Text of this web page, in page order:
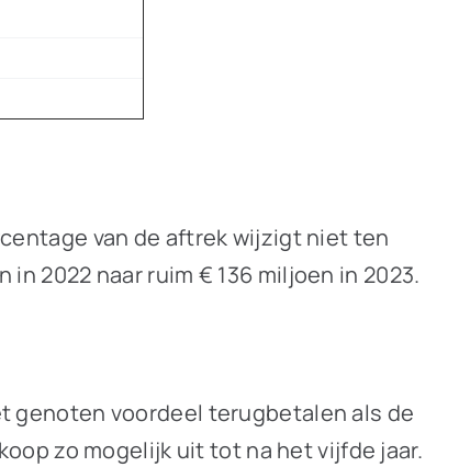
van de aftrek wijzigt niet ten
2022 naar ruim € 136 miljoen in 2023.
genoten voordeel terugbetalen als de
zo mogelijk uit tot na het vijfde jaar.